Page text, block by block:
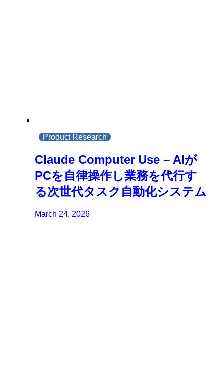
Product Research
Claude Computer Use – AIが
PCを自律操作し業務を代行す
る次世代タスク自動化システム
March 24, 2026